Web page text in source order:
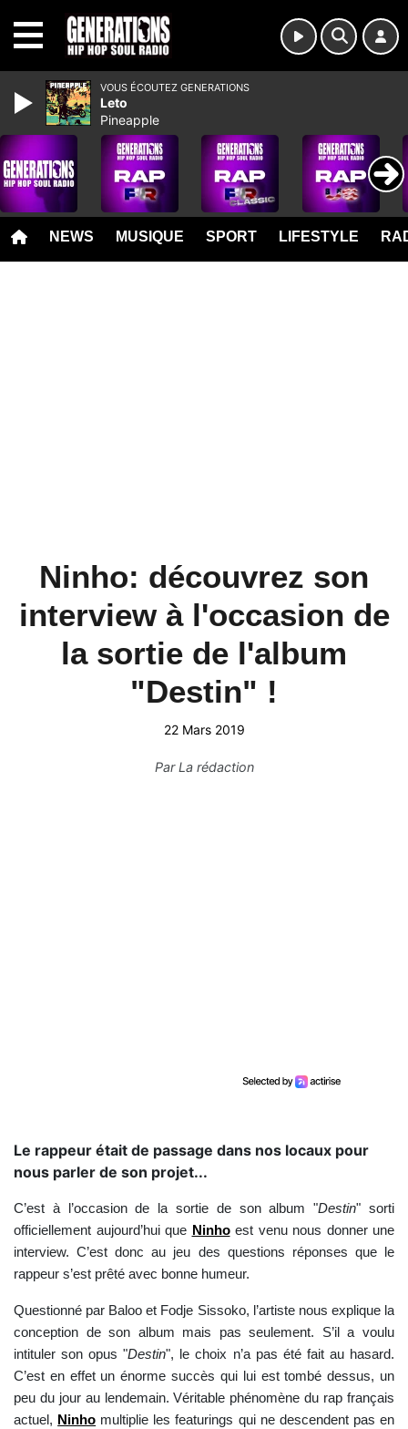
NEWS MUSIQUE SPORT LIFESTYLE
Ninho: découvrez son
interview à l'occasion de
la sortie de l'album
"Destin" !
22 Mars 2019
ParLa rédaction
Le rappeur était de passage dans nos locaux pour
nous parler de son projet...
C’est à l’occasion de la sortie de son album "Destin" sorti
officiellement aujourd’hui que Ninhoest venu nous donner une
interview. C’est donc au jeu des questions réponses que le
rappeur s’est prêté avec bonne humeur.
Questionné par Baloo et Fodje Sissoko, l’artiste nous explique la
conception de son album mais pas seulement. S’il a voulu
intituler son opus "Destin", le choix n’a pas été fait au hasard.
C’est en effet un énorme succès qui lui est tombé dessus, un
peu du jour au lendemain. Véritable phénomène du rap français
actuel, Ninho multiplie les featurings qui ne descendent pas en
VOUS ÉCOUTEZ GENERATIONS
Leto
Pineapple